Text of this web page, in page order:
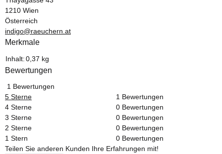
1210 Wien
Österreich
indigo@raeuchern.at
Merkmale
Produkteigenschaft
Wert
Inhalt:0,37 kg
Bewertungen
1 Bewertungen
5 Sterne
1 Bewertungen
4 Sterne
0 Bewertungen
3 Sterne
0 Bewertungen
2 Sterne
0 Bewertungen
1 Stern
0 Bewertungen
Teilen Sie anderen Kunden Ihre Erfahrungen mit!